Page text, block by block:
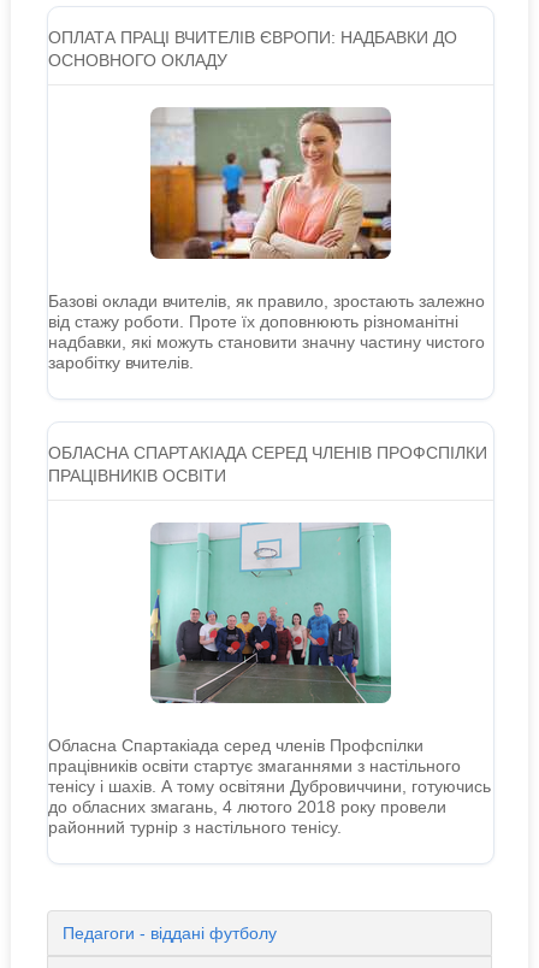
ОПЛАТА ПРАЦІ ВЧИТЕЛІВ ЄВРОПИ: НАДБАВКИ ДО
ОСНОВНОГО ОКЛАДУ
Базові оклади вчителів, як правило, зростають залежно
від стажу роботи. Проте їх доповнюють різноманітні
надбавки, які можуть становити значну частину чистого
заробітку вчителів.
ОБЛАСНА СПАРТАКІАДА СЕРЕД ЧЛЕНІВ ПРОФСПІЛКИ
ПРАЦІВНИКІВ ОСВІТИ
Обласна Спартакіада серед членів Профспілки
працівників освіти стартує змаганнями з настільного
тенісу і шахів. А тому освітяни Дубровиччини, готуючись
до обласних змагань, 4 лютого 2018 року провели
районний турнір з настільного тенісу.
Педагоги - віддані футболу